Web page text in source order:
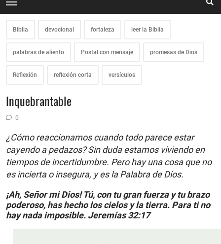
Biblia devocional fortaleza leer la Biblia
palabras de aliento Postal con mensaje promesas de Dios
Reflexión reflexión corta versículos
Inquebrantable
0
¿Cómo reaccionamos cuando todo parece estar
cayendo a pedazos? Sin duda estamos viviendo en
tiempos de incertidumbre. Pero hay una cosa que no
es incierta o insegura, y es la Palabra de Dios.
¡Ah, Señor mi Dios! Tú, con tu gran fuerza y tu brazo
poderoso, has hecho los cielos y la tierra. Para ti no
hay nada imposible. Jeremías 32:17